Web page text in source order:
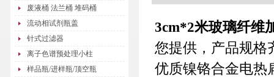
废液桶 法兰桶 堆码桶
流动相试剂瓶盖
针式过滤器
离子色谱预处理小柱
样品瓶/进样瓶/顶空瓶
3cm*2米玻璃纤维
您提供，产品规格
优质镍铬合金电热